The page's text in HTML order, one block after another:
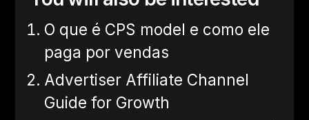
O que é CPS model e como ele
paga por vendas
Advertiser Affiliate Channel
Guide for Growth